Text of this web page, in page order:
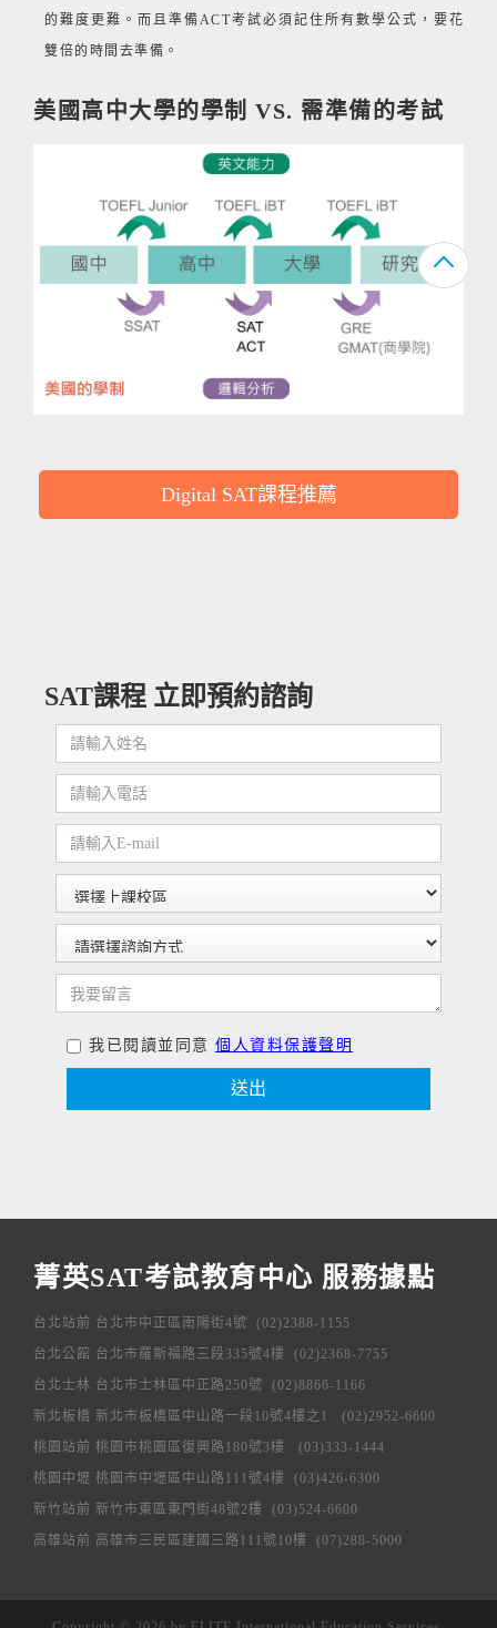
的難度更難。而且準備ACT考試必須記住所有數學公式，要花
雙倍的時間去準備。
美國高中大學的學制 VS. 需準備的考試
Digital SAT課程推薦
SAT課程 立即預約諮詢
菁英SAT考試教育中心 服務據點
台北站前 台北市中正區南陽街4號 (02)2388-1155
台北公館 台北市羅斯福路三段335號4樓 (02)2368-7755
台北士林 台北市士林區中正路250號 (02)8866-1166
新北板橋 新北市板橋區中山路一段10號4樓之1 (02)2952-6600
桃園站前 桃園市桃園區復興路180號3樓 (03)333-1444
桃園中壢 桃園市中壢區中山路111號4樓 (03)426-6300
新竹站前 新竹市東區東門街48號2樓 (03)524-6600
高雄站前 高雄市三民區建國三路111號10樓 (07)288-5000